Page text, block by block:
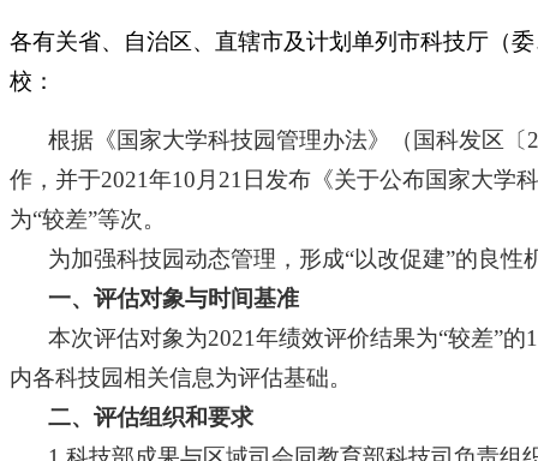
各有关省、自治区、直辖市及计划单列市科技厅（
校：
根据《国家大学科技园管理办法》（国科发区
作，并于2021年10月21日发布《关于公布国家大学
为“较差”等次。
为加强科技园动态管理，形成“以改促建”的良
一、评估对象与时间基准
本次评估对象为2021年绩效评价结果为“较差”
内各科技园相关信息为评估基础。
二、评估组织和要求